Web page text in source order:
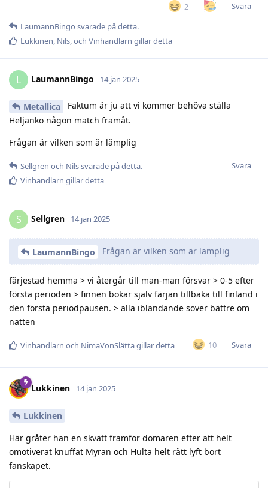
2
Svara
LaumannBingo svarade på detta.
Lukkinen, Nils, och Vinhandlarn gillar detta
L LaumannBingo 14 jan 2025
Metallica
Faktum är ju att vi kommer behöva ställa
Heljanko någon match framåt.
Frågan är vilken som är lämplig
Svara
Sellgren och Nilssvarade på detta.
Vinhandlarn gillar detta
S Sellgren 14 jan 2025
LaumannBingo Frågan är vilken som är lämplig
färjestad hemma > vi återgår till man-man försvar > 0-5 efter
första perioden > finnen bokar själv färjan tillbaka till finland i
den första periodpausen. > alla iblandande sover bättre om
natten
10 Svara
Vinhandlarn och NimaVonSlättagillar detta
Lukkinen 14 jan 2025
Lukkinen
Här gråter han en skvätt framför domaren efter att helt
omotiverat knuffat Myran och Hulta helt rätt lyft bort
fanskapet.